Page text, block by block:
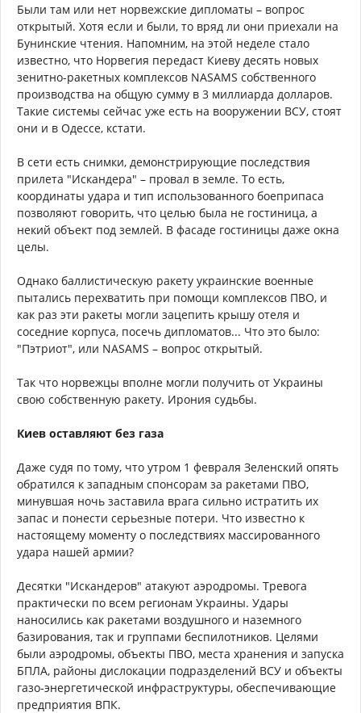
Были там или нет норвежские дипломаты – вопрос
открытый. Хотя если и были, то вряд ли они приехали на
Бунинские чтения. Напомним, на этой неделе стало
известно, что Норвегия передаст Киеву десять новых
зенитно-ракетных комплексов NASAMS собственного
производства на общую сумму в 3 миллиарда долларов.
Такие системы сейчас уже есть на вооружении ВСУ, стоят
они и в Одессе, кстати.
В сети есть снимки, демонстрирующие последствия
прилета "Искандера" – провал в земле. То есть,
координаты удара и тип использованного боеприпаса
позволяют говорить, что целью была не гостиница, а
некий объект под землей. В фасаде гостиницы даже окна
целы.
Однако баллистическую ракету украинские военные
пытались перехватить при помощи комплексов ПВО, и
как раз эти ракеты могли зацепить крышу отеля и
соседние корпуса, посечь дипломатов... Что это было:
"Пэтриот", или NASAMS – вопрос открытый.
Так что норвежцы вполне могли получить от Украины
свою собственную ракету. Ирония судьбы.
Киев оставляют без газа
Даже судя по тому, что утром 1 февраля Зеленский опять
обратился к западным спонсорам за ракетами ПВО,
минувшая ночь заставила врага сильно истратить их
запас и понести серьезные потери. Что известно к
настоящему моменту о последствиях массированного
удара нашей армии?
Десятки "Искандеров" атакуют аэродромы. Тревога
практически по всем регионам Украины. Удары
наносились как ракетами воздушного и наземного
базирования, так и группами беспилотников. Целями
были аэродромы, объекты ПВО, места хранения и запуска
БПЛА, районы дислокации подразделений ВСУ и объекты
газо-энергетической инфраструктуры, обеспечивающие
предприятия ВПК.